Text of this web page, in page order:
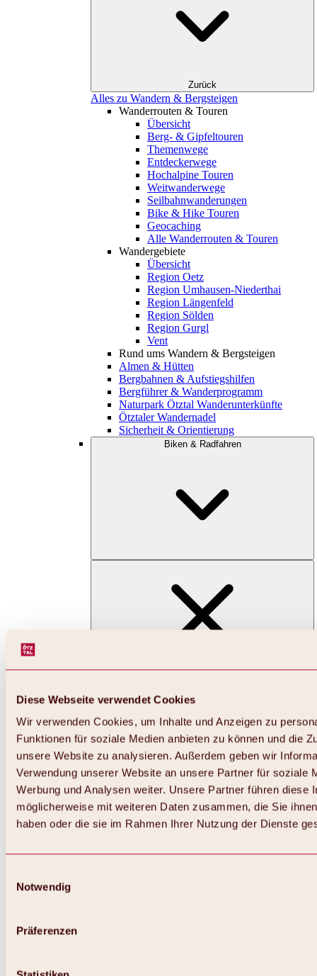
Diese Webseite verwendet Cookies
Wir verwenden Cookies, um Inhalte und Anzeigen zu
Funktionen für soziale Medien anbieten zu können und die
unsere Website zu analysieren. Außerdem geben wir
Verwendung unserer Website an unsere Partner für soziale
Werbung und Analysen weiter. Unsere Partner führen diese
möglicherweise mit weiteren Daten zusammen, die Sie
haben oder die sie im Rahmen Ihrer Nutzung der Dienste
Notwendig
Präferenzen
Zurück
Alles zu Wandern & Bergsteigen
Wanderrouten & Touren
Übersicht
Berg- & Gipfeltouren
Themenwege
Entdeckerwege
Hochalpine Touren
Weitwanderwege
Seilbahnwanderungen
Bike & Hike Touren
Geocaching
Alle Wanderrouten & Touren
Wandergebiete
Übersicht
Region Oetz
Region Umhausen-Niederthai
Region Längenfeld
Region Sölden
Region Gurgl
Vent
Rund ums Wandern & Bergsteigen
Almen & Hütten
Bergbahnen & Aufstiegshilfen
Bergführer & Wanderprogramm
Naturpark Ötztal Wanderunterkünfte
Ötztaler Wandernadel
Sicherheit & Orientierung
Biken & Radfahren